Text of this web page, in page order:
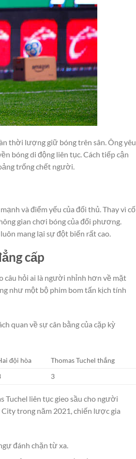
thời lượng giữ bóng trên sân. Ông yêu
bóng di động liên tục. Cách tiếp cận
trống chết người.
và điểm yếu của đối thủ. Thay vì cố
gian chơi bóng của đối phương.
mang lại sự đột biến rất cao.
cấp
câu hỏi ai là người nhỉnh hơn về mặt
như một bộ phim bom tấn kịch tính
quan về sự cân bằng của cặp kỳ
đội hòa
Thomas Tuchel thắng
3
Tuchel liên tục gieo sầu cho người
trong năm 2021, chiến lược gia
đánh chặn từ xa.